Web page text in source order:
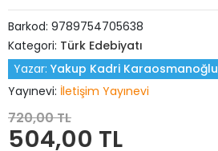
Barkod: 9789754705638
Kategori: Türk Edebiyatı
Yazar: Yakup Kadri Karaosmanoğlu
Yayınevi: İletişim Yayınevi
720,00 TL
504,00 TL